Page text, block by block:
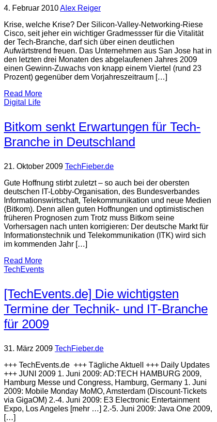
4. Februar 2010Alex Reiger
Krise, welche Krise? Der Silicon-Valley-Networking-Riese
Cisco, seit jeher ein wichtiger Gradmessser für die Vitalität
der Tech-Branche, darf sich über einen deutlichen
Aufwärtstrend freuen. Das Unternehmen aus San Jose hat in
den letzten drei Monaten des abgelaufenen Jahres 2009
einen Gewinn-Zuwachs von knapp einem Viertel (rund 23
Prozent) gegenüber dem Vorjahreszeitraum […]
Read More
Digital Life
Bitkom senkt Erwartungen für Tech-
Branche in Deutschland
21. Oktober 2009 TechFieber.de
Gute Hoffnung stirbt zuletzt – so auch bei der obersten
deutschen IT-Lobby-Organisation, des Bundesverbandes
Informationswirtschaft, Telekommunikation und neue Medien
(Bitkom). Denn allen guten Hoffnungen und optimistischen
früheren Prognosen zum Trotz muss Bitkom seine
Vorhersagen nach unten korrigieren: Der deutsche Markt für
Informationstechnik und Telekommunikation (ITK) wird sich
im kommenden Jahr […]
Read More
TechEvents
[TechEvents.de] Die wichtigsten
Termine der Technik- und IT-Branche
für 2009
31. März 2009 TechFieber.de
+++ TechEvents.de +++ Tägliche Aktuell +++ Daily Updates
+++ JUNI 2009 1. Juni 2009: AD:TECH HAMBURG 2009,
Hamburg Messe und Congress, Hamburg, Germany 1. Juni
2009: Mobile Monday MoMO, Amsterdam (Discount-Tickets
via GigaOM) 2.-4. Juni 2009: E3 Electronic Entertainment
Expo, Los Angeles [mehr …] 2.-5. Juni 2009: Java One 2009,
[…]